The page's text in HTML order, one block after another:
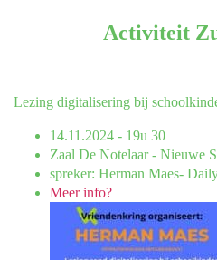
Activiteit
Lezing digitalisering bij
14.11.2024 - 19u 30
Zaal De Notelaar - Nieuwe
spreker: Herman Maes-
Meer info?